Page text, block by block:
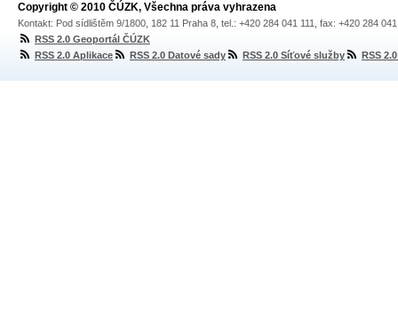
Copyright © 2010 ČÚZK, Všechna práva vyhrazena
Kontakt: Pod sídlištěm 9/1800, 182 11 Praha 8, tel.: +420 284 041 111, fax: +420 284
RSS 2.0 Geoportál ČÚZK
RSS 2.0 Aplikace
RSS 2.0 Datové sady RSS 2.0 Síťové služby RSS